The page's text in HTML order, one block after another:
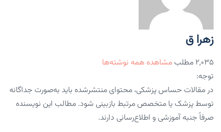
زهرا ق
۲,۰۳۵ مطلب
مشاهده همه نوشته‌ها
توجه:
در مقالات حساس پزشکی، محتوای منتشرشده باید به‌صورت جداگانه
توسط پزشک یا متخصص مرتبط بازبینی شود. مطالب این نویسنده
صرفاً جنبه آموزشی و اطلاع‌رسانی دارند.